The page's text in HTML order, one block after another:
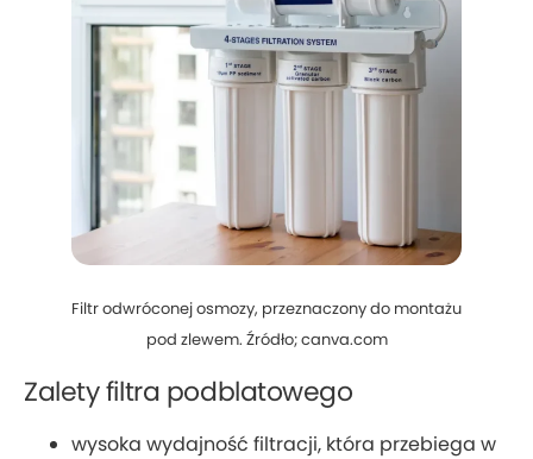
Filtr odwróconej osmozy, przeznaczony do montażu
pod zlewem. Źródło; canva.com
Zalety filtra podblatowego
wysoka wydajność filtracji, która przebiega w